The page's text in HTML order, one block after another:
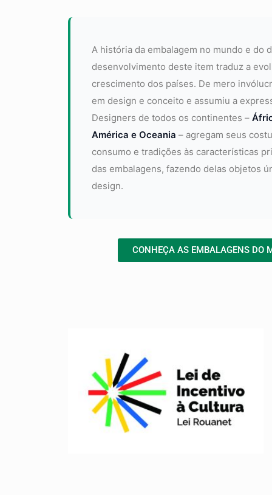
A história da embalagem no mundo e do
desenvolvimento deste item traduz a
crescimento dos países. De mero
em design e conceito e assumiu a
Designers de todos os continentes –
América e Oceania – agregam seus
consumo e tradições às características
das embalagens, fazendo delas objetos
design.
CONHEÇA AS EMBALAGENS DO